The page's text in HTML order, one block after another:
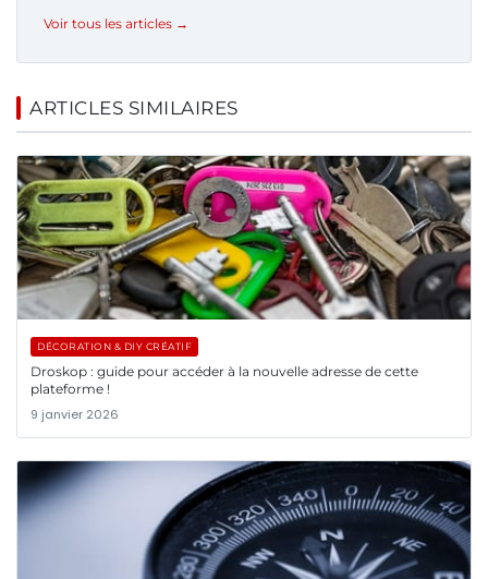
Voir tous les articles →
ARTICLES SIMILAIRES
DÉCORATION & DIY CRÉATIF
Droskop : guide pour accéder à la nouvelle adresse de cette
plateforme !
9 janvier 2026